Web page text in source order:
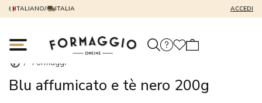
ITALIANO/ ITALIA ACCEDI
/ Formaggi
Blu affumicato e tè nero 200g